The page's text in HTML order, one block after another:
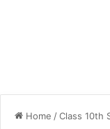
Home /Class 10th